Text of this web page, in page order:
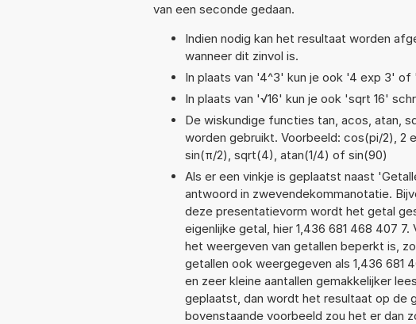
van een seconde gedaan.
Indien nodig kan het resultaat worden
wanneer dit zinvol is.
In plaats van '4^3' kun je ook '4 exp 3'
In plaats van '√16' kun je ook 'sqrt 16'
De wiskundige functies tan, acos, atan,
worden gebruikt. Voorbeeld: cos(pi/2), 2
sin(π/2), sqrt(4), atan(1/4) of sin(90)
Als er een vinkje is geplaatst naast
antwoord in zwevendekommanotatie.
deze presentatievorm wordt het getal
eigenlijke getal, hier 1,436 681 468 407
het weergeven van getallen beperkt is,
getallen ook weergegeven als 1,436 681
en zeer kleine aantallen gemakkelijker
geplaatst, dan wordt het resultaat op de
bovenstaande voorbeeld zou het er dan